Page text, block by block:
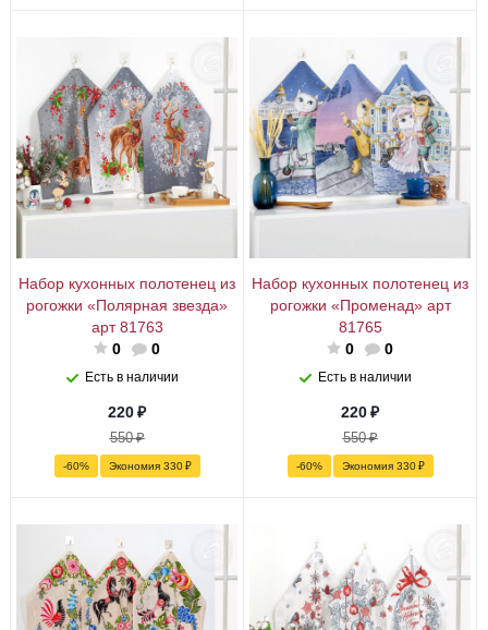
Набор кухонных полотенец из
рогожки «Полярная звезда»
арт 81763
0
0
Есть в наличии
220₽
550₽
-60% Экономия 330₽
Набор кухонных полотенец из
рогожки «Променад» арт
81765
0
0
Есть в наличии
220₽
550₽
-60% Экономия 330₽